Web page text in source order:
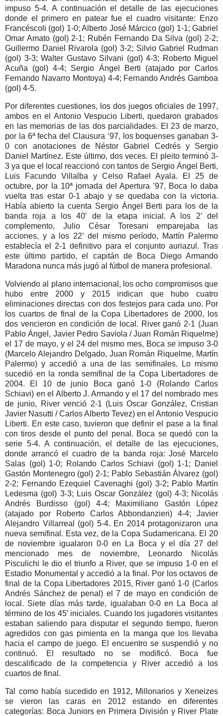
impuso 5-4. A continuación el detalle de las ejecuciones
donde el primero en patear fue el cuadro visitante: Enzo
Francéscoli (gol) 1-0; Alberto José Márcico (gol) 1-1; Gabriel
Omar Amato (gol) 2-1; Rubén Fernando Da Silva (gol) 2-2;
Guillermo Daniel Rivarola (gol) 3-2; Silvio Gabriel Rudman
(gol) 3-3; Walter Gustavo Silvani (gol) 4-3; Roberto Miguel
Acuña (gol) 4-4; Sergio Ángel Berti (atajado por Carlos
Fernando Navarro Montoya) 4-4; Fernando Andrés Gamboa
(gol) 4-5.
Por diferentes cuestiones, los dos juegos oficiales de 1997,
ambos en el Antonio Vespucio Liberti, quedaron grabados
en las memorias de las dos parcialidades. El 23 de marzo,
por la 6ª fecha del Clausura ’97, los boquenses ganaban 3-
0 con anotaciones de Néstor Gabriel Cedrés y Sergio
Daniel Martínez. Este último, dos veces. El pleito terminó 3-
3 ya que el local reaccionó con tantos de Sergio Ángel Berti,
Luis Facundo Villalba y Celso Rafael Ayala. El 25 de
octubre, por la 10ª jornada del Apertura ’97, Boca lo daba
vuelta tras estar 0-1 abajo y se quedaba con la victoria.
Había abierto la cuenta Sergio Ángel Berti para los de la
banda roja a los 40’ de la etapa inicial. A los 2’ del
complemento, Julio César Toresani emparejaba las
acciones, y a los 22’ del mismo período, Martín Palermo
establecía el 2-1 definitivo para el conjunto auriazul. Tras
este último partido, el capitán de Boca Diego Armando
Maradona nunca más jugó al fútbol de manera profesional.
Volviendo al plano internacional, los ocho compromisos que
hubo entre 2000 y 2015 indican que hubo cuatro
eliminaciones directas con dos festejos para cada uno. Por
los cuartos de final de la Copa Libertadores de 2000, los
dos vencieron en condición de local. River ganó 2-1 (Juan
Pablo Ángel, Javier Pedro Saviola / Juan Román Riquelme)
el 17 de mayo, y el 24 del mismo mes, Boca se impuso 3-0
(Marcelo Alejandro Delgado, Juan Román Riquelme, Martín
Palermo) y accedió a una de las semifinales. Lo mismo
sucedió en la ronda semifinal de la Copa Libertadores de
2004. El 10 de junio Boca ganó 1-0 (Rolando Carlos
Schiavi) en el Alberto J. Armando y el 17 del nombrado mes
de junio, River venció 2-1 (Luis Oscar González, Cristian
Javier Nasutti / Carlos Alberto Tevez) en el Antonio Vespucio
Liberti. En este caso, tuvieron que definir el pase a la final
con tiros desde el punto del penal. Boca se quedó con la
serie 5-4. A continuación, el detalle de las ejecuciones,
donde arrancó el cuadro de la banda roja: José Marcelo
Salas (gol) 1-0; Rolando Carlos Schiavi (gol) 1-1; Daniel
Gastón Montenegro (gol) 2-1; Pablo Sebastián Álvarez (gol)
2-2; Fernando Ezequiel Cavenaghi (gol) 3-2; Pablo Martín
Ledesma (gol) 3-3; Luis Oscar González (gol) 4-3; Nicolás
Andrés Burdisso (gol) 4-4; Maximiliano Gastón López
(atajado por Roberto Carlos Abbondanzieri) 4-4; Javier
Alejandro Villarreal (gol) 5-4. En 2014 protagonizaron una
nueva semifinal. Esta vez, de la Copa Sudamericana. El 20
de noviembre igualaron 0-0 en La Boca y el día 27 del
mencionado mes de noviembre, Leonardo Nicolás
Pisculichi le dio el triunfo a River, que se impuso 1-0 en el
Estadio Monumental y accedió a la final. Por los octavos de
final de la Copa Libertadores 2015, River ganó 1-0 (Carlos
Andrés Sánchez de penal) el 7 de mayo en condición de
local. Siete días más tarde, igualaban 0-0 en La Boca al
término de los 45’ iniciales. Cuando los jugadores visitantes
estaban saliendo para disputar el segundo tiempo, fueron
agredidos con gas pimienta en la manga que los llevaba
hacia el campo de juego. El encuentro se suspendió y no
continuó. El resultado no se modificó. Boca fue
descalificado de la competencia y River accedió a los
cuartos de final.
Tal como había sucedido en 1912, Millonarios y Xeneizes
se vieron las caras en 2012 estando en diferentes
categorías: Boca Juniors en Primera División y River Plate